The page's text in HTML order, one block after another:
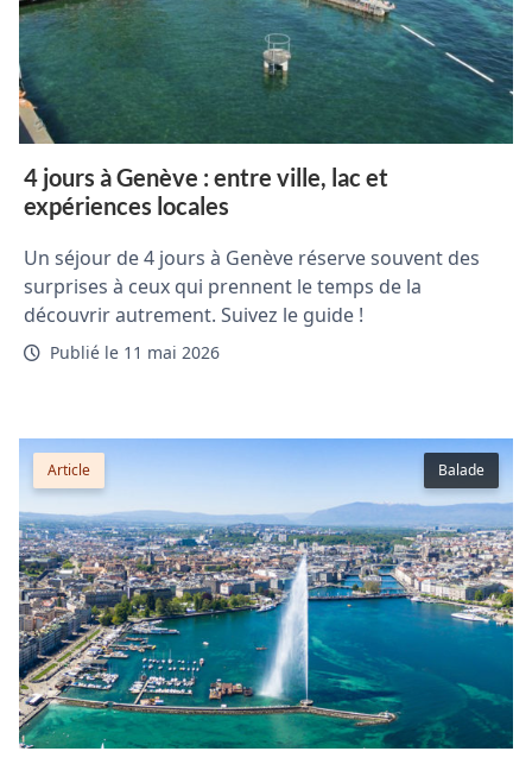
4 jours à Genève : entre ville, lac et
expériences locales
Un séjour de 4 jours à Genève réserve souvent des
surprises à ceux qui prennent le temps de la
découvrir autrement. Suivez le guide !
Publié le 11 mai 2026
Balade
Article